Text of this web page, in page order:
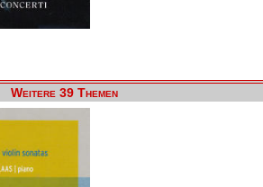
Weitere 39 Themen